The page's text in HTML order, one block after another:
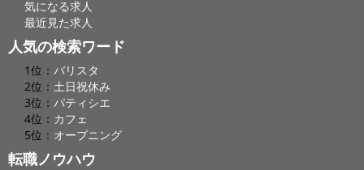
気になる求人
最近見た求人
人気の検索ワード
1位： バリスタ
2位： 土日祝休み
3位： パティシエ
4位： カフェ
5位： オープニング
転職ノウハウ